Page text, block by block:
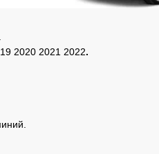
.
2020 2021 2022.